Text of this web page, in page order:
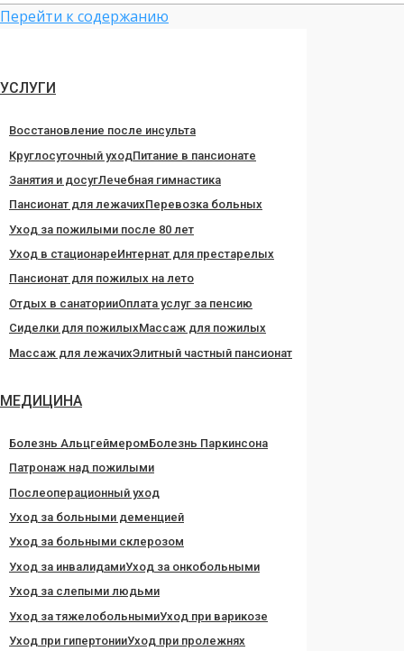
Перейти к содержанию
УСЛУГИ
Восстановление после инсульта
Круглосуточный уходПитание в пансионате
Занятия и досугЛечебная гимнастика
Пансионат для лежачихПеревозка больных
Уход за пожилыми после 80 лет
Уход в стационареИнтернат для престарелых
Пансионат для пожилых на лето
Отдых в санаторииОплата услуг за пенсию
Сиделки для пожилыхМассаж для пожилых
Массаж для лежачихЭлитный частный пансионат
МЕДИЦИНА
Болезнь АльцгеймеромБолезнь Паркинсона
Патронаж над пожилыми
Послеоперационный уход
Уход за больными деменцией
Уход за больными склерозом
Уход за инвалидамиУход за онкобольными
Уход за слепыми людьми
Уход за тяжелобольнымиУход при варикозе
Уход при гипертонииУход при пролежнях